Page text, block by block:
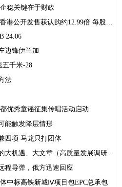
稳关键在于财政
发售获认购约12.99倍 每股发售价4.25港元
24.06
边锋伊兰加
五千米-28
法
优秀童谣征集传唱活动启动
能触发降层情形
四项 马龙只打团体
机遇、大文章（高质量发展调研行）
程导弹，俄方迅速回应
中标高铁新城Ⅳ项目包EPC总承包